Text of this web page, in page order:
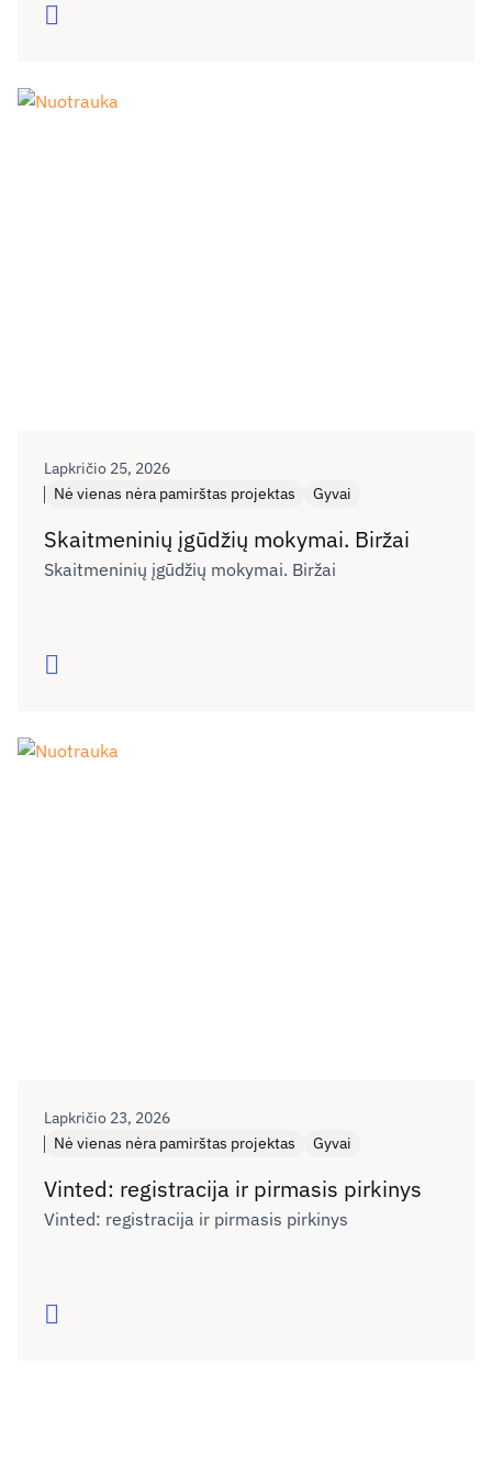
Skaityti
Lapkričio 25, 2026
Nė vienas nėra pamirštas projektas
Gyvai
Skaitmeninių įgūdžių mokymai. Biržai
Skaitmeninių įgūdžių mokymai. Biržai
Skaityti
Lapkričio 23, 2026
Nė vienas nėra pamirštas projektas
Gyvai
Vinted: registracija ir pirmasis pirkinys
Vinted: registracija ir pirmasis pirkinys
Skaityti